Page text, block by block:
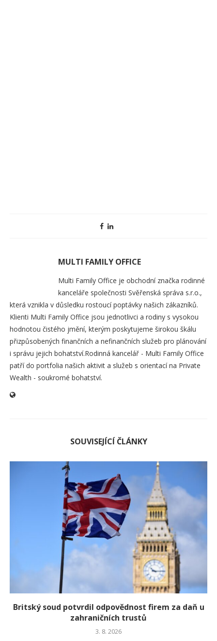
MULTI FAMILY OFFICE
Multi Family Office je obchodní značka rodinné
kanceláře společnosti Svěřenská správa s.r.o.,
která vznikla v důsledku rostoucí poptávky našich zákazníků.
Klienti Multi Family Office jsou jednotlivci a rodiny s vysokou
hodnotou čistého jmění, kterým poskytujeme širokou škálu
přizpůsobených finančních a nefinančních služeb pro plánování
i správu jejich bohatství.​ Rodinná kancelář - Multi Family Office
patří do portfolia našich aktivit a služeb s orientací na Private
Wealth - soukromé bohatství.
SOUVISEJÍCÍ ČLÁNKY
Britský soud potvrdil odpovědnost firem za daň u
zahraničních trustů
3. 8. 2026